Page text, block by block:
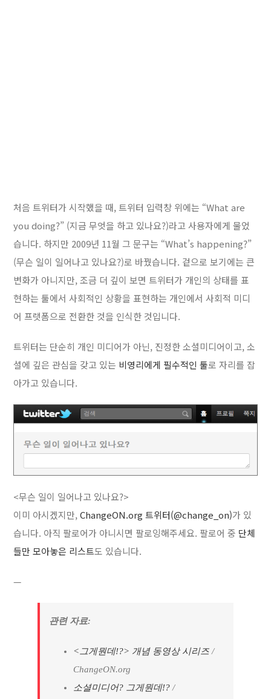
처음 트위터가 시작했을 때, 트위터 입력창 위에는 “What are
you doing?” (지금 무엇을 하고 있나요?)라고 사용자에게 물었
습니다. 하지만 2009년 11월 그 문구는 “What’s happening?”
(무슨 일이 일어나고 있나요?)로 바꿨습니다. 겉으로 보기에는 큰
변화가 아니지만, 조금 더 깊이 보면 트위터가 개인의 상태를 표
현하는 툴에서 사회적인 상황을 표현하는 개인에서 사회적 미디
어 프랫폼으로 전환한 것을 인식한 것입니다.
트위터는 단순히 개인 미디어가 아닌, 진정한 소셜미디어이고, 소
셜에 깊은 관심을 갖고 있는 비영리에게 필수적인 툴로 자리를 잡
아가고 있습니다.
<무슨 일이 일어나고 있나요?>
이미 아시겠지만,ChangeON.org 트위터(@change_on)가 있
습니다. 아직 팔로어가 아니시면 팔로잉해주세요. 팔로어 중 단체
들만 모아놓은 리스트도 있습니다.
—
관련 자료:
<그게뭔데!?> 개념 동영상 시리즈 /
ChangeON.org
소셜미디어? 그게뭔데!? /